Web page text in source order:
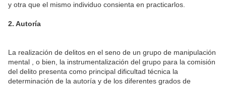
y otra que el mismo individuo consienta en practicarlos.
2. Autoría
La realización de delitos en el seno de un grupo de manipulación
mental , o bien, la instrumentalización del grupo para la comisión
del delito presenta como principal dificultad técnica la
determinación de la autoría y de los diferentes grados de